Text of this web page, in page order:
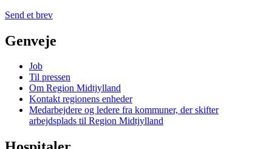
Send et brev
Genveje
Job
Til pressen
Om Region Midtjylland
Kontakt regionens enheder
Medarbejdere og ledere fra kommuner, der skifter
arbejdsplads til Region Midtjylland